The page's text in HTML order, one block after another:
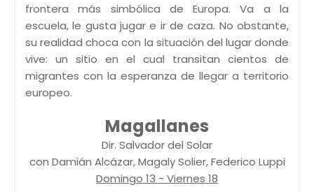
frontera más simbólica de Europa. Va a la
escuela, le gusta jugar e ir de caza. No obstante,
su realidad choca con la situación del lugar donde
vive: un sitio en el cual transitan cientos de
migrantes con la esperanza de llegar a territorio
europeo.
Magallanes
Dir. Salvador del Solar
con Damián Alcázar, Magaly Solier, Federico Luppi
Domingo 13 - Viernes 18